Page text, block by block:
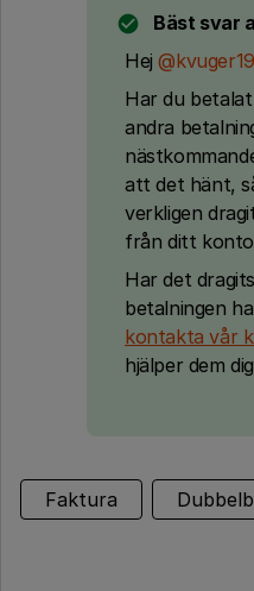
Bäst svar
Hej
Har du
andra
att det hänt,
verkligen
från ditt
Har det
betalningen
kontakta vår
hjälper dem
Faktura